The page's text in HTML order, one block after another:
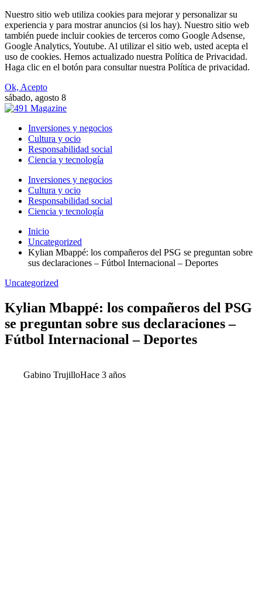
Nuestro sitio web utiliza cookies para mejorar y personalizar su
experiencia y para mostrar anuncios (si los hay). Nuestro sitio web
también puede incluir cookies de terceros como Google Adsense,
Google Analytics, Youtube. Al utilizar el sitio web, usted acepta el
uso de cookies. Hemos actualizado nuestra Política de Privacidad.
Haga clic en el botón para consultar nuestra Política de privacidad.
Ok, Acepto
sábado, agosto 8
Inversiones y negocios
Cultura y ocio
Responsabilidad social
Ciencia y tecnología
Inversiones y negocios
Cultura y ocio
Responsabilidad social
Ciencia y tecnología
Inicio
Uncategorized
Kylian Mbappé: los compañeros del PSG se preguntan sobre
sus declaraciones – Fútbol Internacional – Deportes
Uncategorized
Kylian Mbappé: los compañeros del PSG
se preguntan sobre sus declaraciones –
Fútbol Internacional – Deportes
Gabino TrujilloHace 3 años